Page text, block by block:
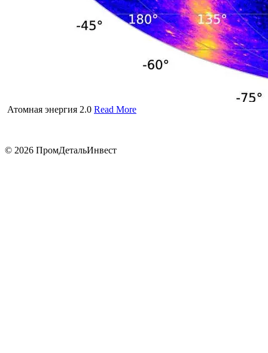
Атомная энергия 2.0 Read More
© 2026 ПромДетальИнвест